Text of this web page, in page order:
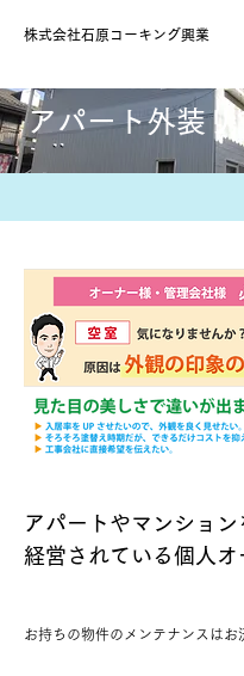
​株式会社石原コーキング興業
アパート外装リ
アパートやマンション
経営されている個人
お持ちの物件のメンテナンスはお